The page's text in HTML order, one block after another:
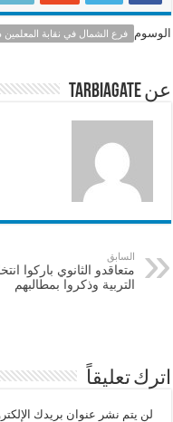
b
o
k
l
الوسوم فرع الشمال في نقابة المعلمين
عن tarbiagate
السابق
متعاقدو الثانوي باركوا
التربية وذكروا بمطالبهم
اترك تعليقاً
لن يتم نشر عنوان بريدك